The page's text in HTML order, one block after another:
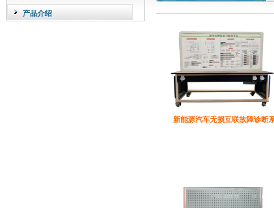
产品介绍
新能源汽车无损互联故障诊断